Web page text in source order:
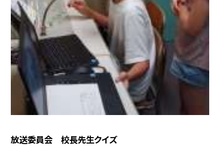
放送委員会 校長先生クイズ